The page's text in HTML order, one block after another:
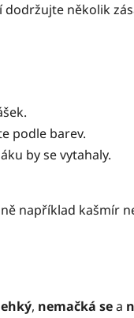
několik
podle barev.
by se vytahaly.
například kašmír
, nemačká sea